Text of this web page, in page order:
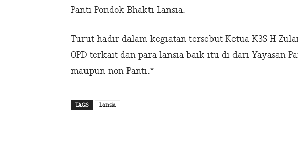
Panti Pondok Bhakti Lansia.
Turut hadir dalam kegiatan tersebut Ketua K3S H
OPD terkait dan para lansia baik itu di dari Yayasan
maupun non Panti.*
TAGS Lansia